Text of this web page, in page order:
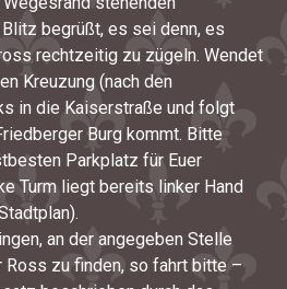
begrüßt, es sei denn, es
rechtzeitig zu zügeln. Wendet
Kreuzung (nach den
in die Kaiserstraße und folgt
Burg kommt. Bitte
Parkplatz für Euer
Turm liegt bereits linker Hand
an der angegeben Stelle
Ross zu finden, so fahrt bitte –